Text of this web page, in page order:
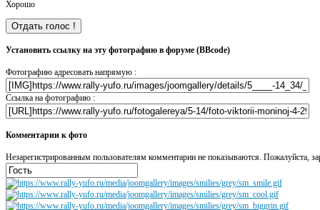
Хорошо
Установить ссылку на эту фотографию в форуме (BBcode)
Фотографию адресовать напрямую :
Ссылка на фотографию :
Комментарии к фото
Незарегистрированным пользователям комментарии не показываются. Пожалуйста,